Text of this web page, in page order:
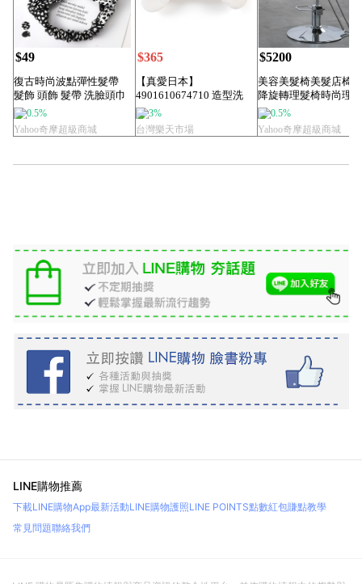
$49
復古時尚波點彈性髮帶
髮飾 頭飾 髮帶 洗臉頭巾
髮箍 髮圈
0.5%
Yahoo奇摩超級商城
$365
【真愛日本】
4901610674710 造型洗
顏髮帶-CN白...
3%
台灣樂天市場
$5200
美容美髮椅美髮店椅
降旋轉理髮椅時尚理
髮廊專用理髮放倒...
0.5%
Yahoo奇摩超級商城
LINE購物推薦
下載LINE購物App最新活動LINE購物護照LINE POINTS點數紅包賺點教學
常見問題聯絡我們